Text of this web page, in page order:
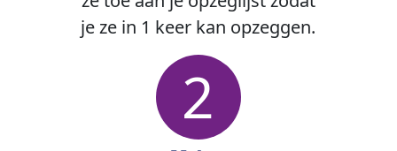
je ze in 1 keer kan opzeggen.
2